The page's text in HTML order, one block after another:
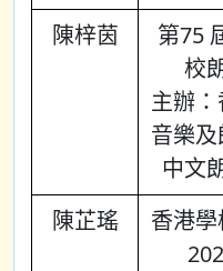
陳梓茵
第75
校
主辦
音樂
中文
陳芷瑤
香港